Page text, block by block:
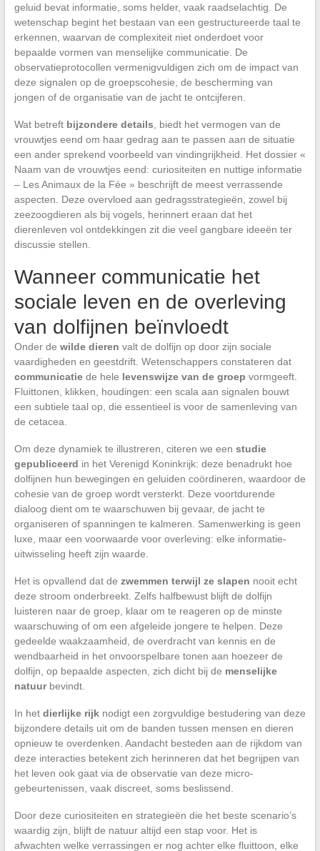
geluid bevat informatie, soms helder, vaak raadselachtig. De
wetenschap begint het bestaan van een gestructureerde taal te
erkennen, waarvan de complexiteit niet onderdoet voor
bepaalde vormen van menselijke communicatie. De
observatieprotocollen vermenigvuldigen zich om de impact van
deze signalen op de groepscohesie, de bescherming van
jongen of de organisatie van de jacht te ontcijferen.
Wat betreft bijzondere details , biedt het vermogen van de
vrouwtjes eend om haar gedrag aan te passen aan de situatie
een ander sprekend voorbeeld van vindingrijkheid. Het dossier «
Naam van de vrouwtjes eend: curiositeiten en nuttige informatie
– Les Animaux de la Fée » beschrijft de meest verrassende
aspecten. Deze overvloed aan gedragsstrategieën, zowel bij
zeezoogdieren als bij vogels, herinnert eraan dat het
dierenleven vol ontdekkingen zit die veel gangbare ideeën ter
discussie stellen.
Wanneer communicatie het
sociale leven en de overleving
van dolfijnen beïnvloedt
Onder de wilde dieren valt de dolfijn op door zijn sociale
vaardigheden en geestdrift. Wetenschappers constateren dat
communicatiede hele levenswijze van de groep vormgeeft.
Fluittonen, klikken, houdingen: een scala aan signalen bouwt
een subtiele taal op, die essentieel is voor de samenleving van
de cetacea.
Om deze dynamiek te illustreren, citeren we een studie
gepubliceerd in het Verenigd Koninkrijk: deze benadrukt hoe
dolfijnen hun bewegingen en geluiden coördineren, waardoor de
cohesie van de groep wordt versterkt. Deze voortdurende
dialoog dient om te waarschuwen bij gevaar, de jacht te
organiseren of spanningen te kalmeren. Samenwerking is geen
luxe, maar een voorwaarde voor overleving: elke informatie-
uitwisseling heeft zijn waarde.
Het is opvallend dat de zwemmen terwijl ze slapen nooit echt
deze stroom onderbreekt. Zelfs halfbewust blijft de dolfijn
luisteren naar de groep, klaar om te reageren op de minste
waarschuwing of om een afgeleide jongere te helpen. Deze
gedeelde waakzaamheid, de overdracht van kennis en de
wendbaarheid in het onvoorspelbare tonen aan hoezeer de
dolfijn, op bepaalde aspecten, zich dicht bij de menselijke
natuurbevindt.
In het dierlijke rijknodigt een zorgvuldige bestudering van deze
bijzondere details uit om de banden tussen mensen en dieren
opnieuw te overdenken. Aandacht besteden aan de rijkdom van
deze interacties betekent zich herinneren dat het begrijpen van
het leven ook gaat via de observatie van deze micro-
gebeurtenissen, vaak discreet, soms beslissend.
Door deze curiositeiten en strategieën die het beste scenario’s
waardig zijn, blijft de natuur altijd een stap voor. Het is
afwachten welke verrassingen er nog achter elke fluittoon, elke